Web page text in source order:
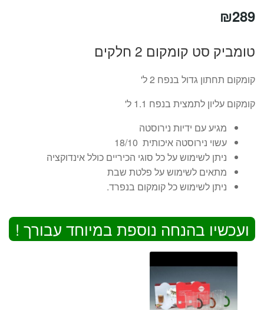
₪289
טומביק סט קומקום 2 חלקים
קומקום תחתון גדול בנפח 2 ל'
קומקום עליון לתמצית בנפח 1.1 ל'
מגיע עם ידיות נירוסטה
עשוי נירוסטה איכותית 18/10
ניתן לשימוש על כל סוגי הכיריים כולל אינדוקציה
מתאים לשימוש על פלטת שבת
ניתן לשימוש כל קומקום בנפרד.
ועכשיו בהנחה נוספת במיוחד עבורך !